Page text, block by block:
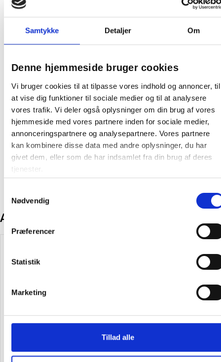
Samtykke Detaljer Om
Denne hjemmeside bruger cookies
Vi bruger cookies til at tilpasse vores indhold og annoncer, til
at vise dig funktioner til sociale medier og til at analysere
vores trafik. Vi deler også oplysninger om din brug af vores
hjemmeside med vores partnere inden for sociale medier,
annonceringspartnere og analysepartnere. Vores partnere
kan kombinere disse data med andre oplysninger, du har
givet dem, eller som de har indsamlet fra din brug af deres
tjenester.
Nødvendig
Præferencer
Statistik
Marketing
Tillad alle
moderne udtryk til rummet.
Vase Dulce Raya er det perfekte valg til dig, der ønsker et
fleksibelt og stilrent element i indretningen – en lille
Højde: 25 cm
Farve: Rosa
Farve: Rosa
Producent: Øvrige
Andre kunder købte også
Bordlampe Phoebe LED
Ø23cm grå
633,75/ Stk
Vase Ø14x25cm mørkegrå
375,00/ Stk